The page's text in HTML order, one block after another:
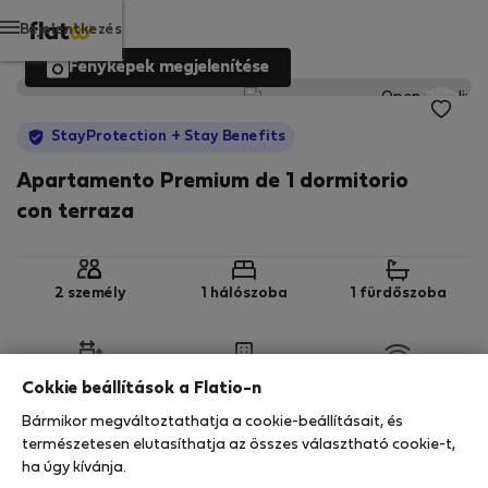
Bejelentkezés
Fényképek megjelenítése
StayProtection + Stay Benefits
Apartamento Premium de 1 dormitorio
con terraza
2 személy 1 hálószoba 1 fürdőszoba
StayProtection Stay Benefits
Az Ön tartózkodását ebben az ingatlanban a
Cokkie beállítások a Flatio-n
Bármikor megváltoztathatja a cookie-beállításait, és
természetesen elutasíthatja az összes választható cookie-t,
ha úgy kívánja.